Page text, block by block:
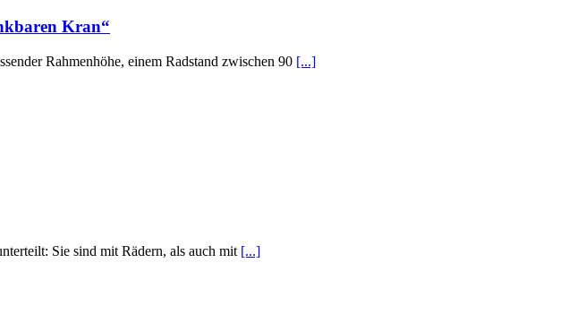
Kran“
Rahmenhöhe, einem Radstand zwischen 90 [...]
Sie sind mit Rädern, als auch mit [...]